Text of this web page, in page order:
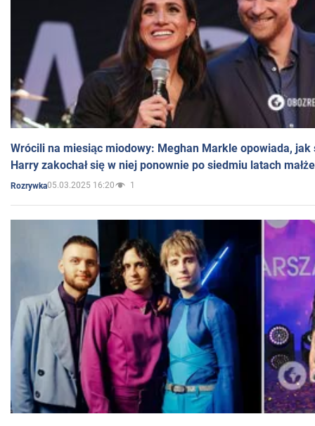
Wrócili na miesiąc miodowy: Meghan Markle opowiada, jak
Harry zakochał się w niej ponownie po siedmiu latach
Rozrywka05.03.2025 16:20 1